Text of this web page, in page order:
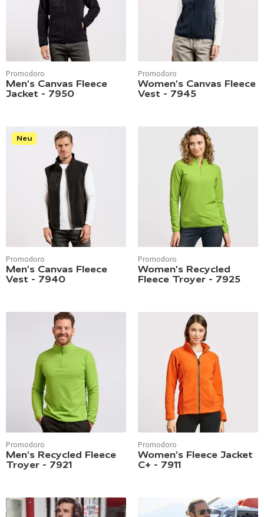
Promodoro
Men's Canvas Fleece
Jacket - 7950
Promodoro
Women's Canvas Fleece
Vest - 7945
Neu
Promodoro
Men's Canvas Fleece
Vest - 7940
Promodoro
Women's Recycled
Fleece Troyer - 7925
Promodoro
Men's Recycled Fleece
Troyer - 7921
Promodoro
Women’s Fleece Jacket
C+ - 7911